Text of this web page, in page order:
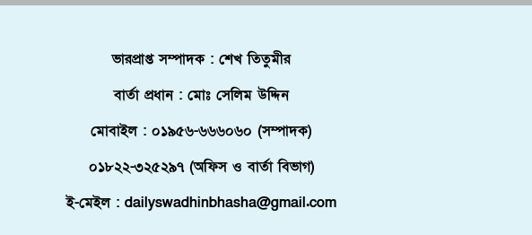
ভারপ্রাপ্ত সম্পাদক : শেখ তিতুমীর
বার্তা প্রধান : মোঃ সেলিম উদ্দিন
মোবাইল : ০১৯৫৬-৬৬৬০৬০ (সম্পাদক)
০১৮২২-৩২৫২৯৭ (অফিস ও বার্তা বিভাগ)
ই-মেইল : dailyswadhinbhasha@gmail.com